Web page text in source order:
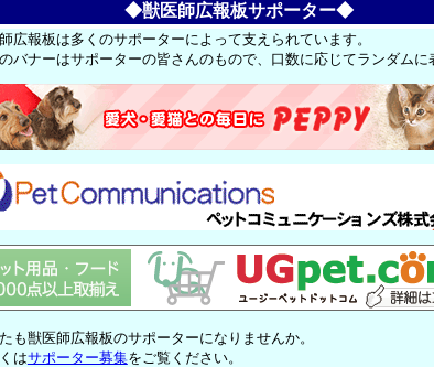
◆獣医師広報板サポーター◆
広報板は多くのサポーターによって支えられています。
バナーはサポーターの皆さんのもので、口数に応じてランダムに
も獣医師広報板のサポーターになりませんか。
はサポーター募集をご覧ください。